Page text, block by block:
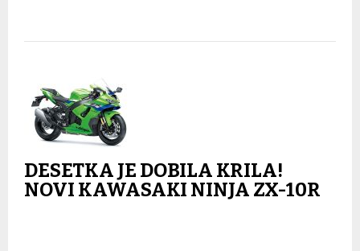
DESETKA JE DOBILA KRILA!
NOVI KAWASAKI NINJA ZX-10R